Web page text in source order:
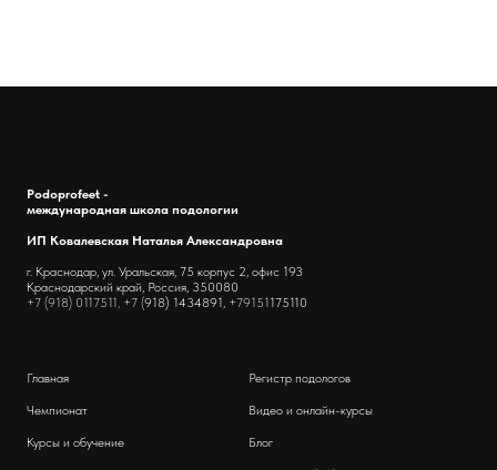
Podoprofeet -
международная школа подологии
ИП Ковалевская Наталья Александровна
г. Краснодар, ул. Уральская, 75 корпус 2, офис 193
Краснодарский край, Россия, 350080
+7 (918) 0117511, +7 (918) 1434891, +79151175110
Главная
Чемпионат
Курсы и обучение
Регистр подологов
Видео и онлайн-курсы
Блог